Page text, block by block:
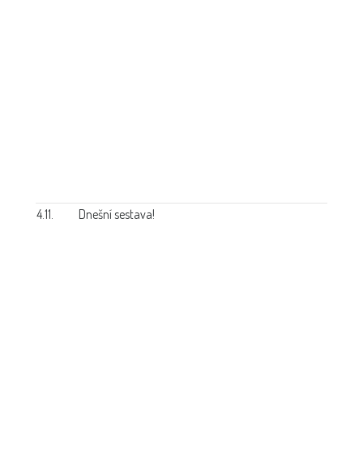
4.11. Dnešní sestava!